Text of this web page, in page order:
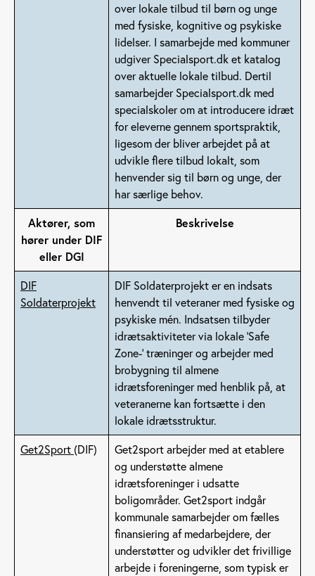
over lokale tilbud til børn og unge
med fysiske, kognitive og psykiske
lidelser. I samarbejde med kommuner
udgiver Specialsport.dk et katalog
over aktuelle lokale tilbud. Dertil
samarbejder Specialsport.dk med
specialskoler om at introducere idræt
for eleverne gennem sportspraktik,
ligesom der bliver arbejdet på at
udvikle flere tilbud lokalt, som
henvender sig til børn og unge, der
har særlige behov.
Aktører, som
hører under DIF
eller DGI
Beskrivelse
DIF
Soldaterprojekt
DIF Soldaterprojekt er en indsats
henvendt til veteraner med fysiske og
psykiske mén. Indsatsen tilbyder
idrætsaktiviteter via lokale ’Safe
Zone-’ træninger og arbejder med
brobygning til almene
idrætsforeninger med henblik på, at
veteranerne kan fortsætte i den
lokale idrætsstruktur.
Get2Sport (DIF)
Get2sport arbejder med at etablere
og understøtte almene
idrætsforeninger i udsatte
boligområder. Get2sport indgår
kommunale samarbejder om fælles
finansiering af medarbejdere, der
understøtter og udvikler det frivillige
arbejde i foreningerne, som typisk er